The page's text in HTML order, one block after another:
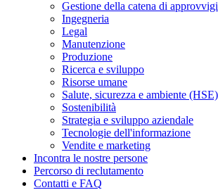
Gestione della catena di
Ingegneria
Legal
Manutenzione
Produzione
Ricerca e sviluppo
Risorse umane
Salute, sicurezza e ambiente (HSE)
Sostenibilità
Strategia e sviluppo aziendale
Tecnologie dell'informazione
Vendite e marketing
Incontra le nostre persone
Percorso di reclutamento
Contatti e FAQ